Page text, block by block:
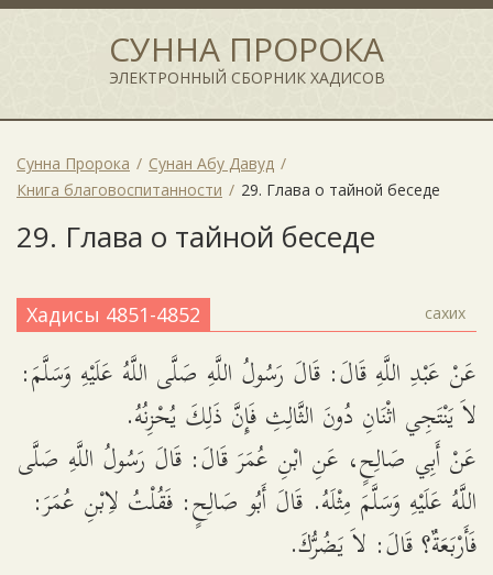
СУННА ПРОРОКА
ЭЛЕКТРОННЫЙ СБОРНИК ХАДИСОВ
Сунна Пророка
Сунан Абу Давуд
Книга благовоспитанности
29. Глава о тайной беседе
29. Глава о тайной беседе
Хадисы 4851-4852 сахих
عَنْ عَبْدِ اللَّهِ قَالَ: قَالَ رَسُولُ اللَّهِ صَلَّى اللَّهُ عَلَيْهِ وَسَلَّمَ:
لاَ يَنْتَجِي اثْنَانِ دُونَ الثَّالِثِ فَإِنَّ ذَلِكَ يُحْزِنُهُ.
عَنْ أَبِي صَالِحٍ، عَنِ ابْنِ عُمَرَ قَالَ: قَالَ رَسُولُ اللَّهِ صَلَّى
اللَّهُ عَلَيْهِ وَسَلَّمَ مِثْلَهُ. قَالَ أَبُو صَالِحٍ: فَقُلْتُ لاِبْنِ عُمَرَ:
فَأَرْبَعَةٌ؟ قَالَ: لاَ يَضُرُّكَ.